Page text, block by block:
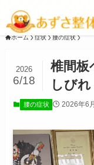
ホーム 症状 腰の症状
椎間板
しび
2026
6/18
腰の症状 2026年6